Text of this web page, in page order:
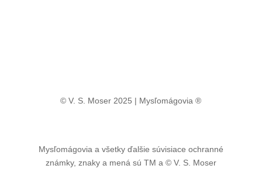
© V. S. Moser 2025 | Mysľomágovia ®
Mysľomágovia a všetky ďalšie súvisiace ochranné
známky, znaky a mená sú TM a © V. S. Moser